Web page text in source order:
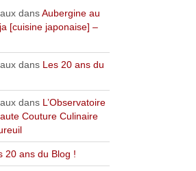
dansAubergine au
[cuisine japonaise] –
dans Les 20 ans du
dans L’Observatoire
Couture Culinaire
20 ans du Blog !